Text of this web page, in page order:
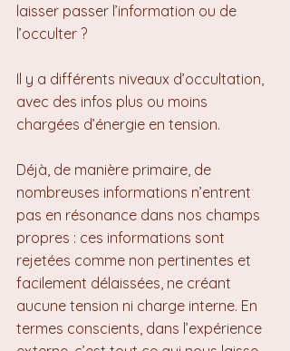
laisser passer l’information ou de
l’occulter ?
Il y a différents niveaux d’occultation,
avec des infos plus ou moins
chargées d’énergie en tension.
Déjà, de manière primaire, de
nombreuses informations n’entrent
pas en résonance dans nos champs
propres : ces informations sont
rejetées comme non pertinentes et
facilement délaissées, ne créant
aucune tension ni charge interne. En
termes conscients, dans l’expérience